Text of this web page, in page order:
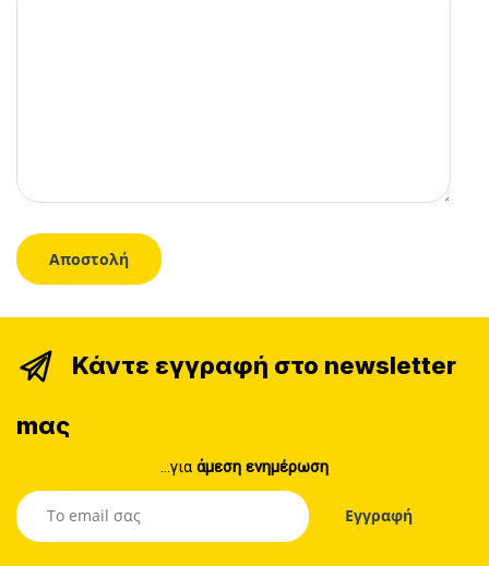
Κάντε εγγραφή στο newsletter
mας
...για άμεση ενημέρωση